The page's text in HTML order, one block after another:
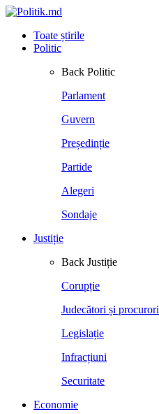
Toate știrile
Politic
Back Politic
Parlament
Guvern
Președinție
Partide
Alegeri
Sondaje
Justiție
Back Justiție
Corupție
Judecători și procurori
Legislație
Infracțiuni
Securitate
Economie